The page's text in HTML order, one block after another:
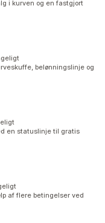
i kurven og en fastgjort
belønningslinje og
en statuslinje til gratis
af flere betingelser ved